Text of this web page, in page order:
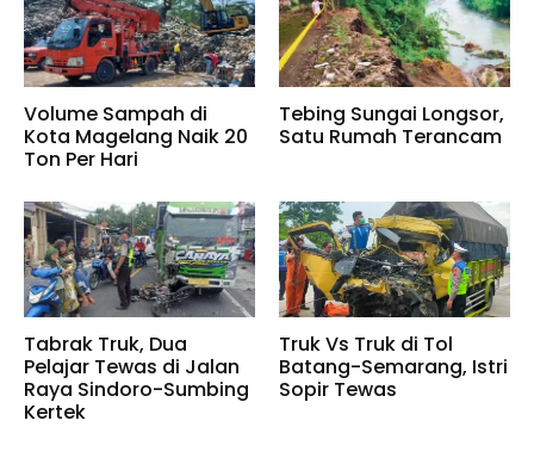
Volume Sampah di
Kota Magelang Naik 20
Ton Per Hari
Tebing Sungai Longsor,
Satu Rumah Terancam
Tabrak Truk, Dua
Pelajar Tewas di Jalan
Raya Sindoro-Sumbing
Kertek
Truk Vs Truk di Tol
Batang-Semarang, Istri
Sopir Tewas